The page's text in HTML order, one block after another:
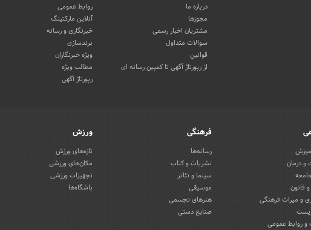
درباره ما
مجوزها
مشتریان اخبار رسمی
سوالات متداول
قوانین
از رپورتاژ آگهی تا کمپین رسانه ای
روابط عمومی
آنلاین مارکتینگ
خبرنگاری و رسانه
برندسازی
ویژه خبرنگاران
مطالب ویژه
رپورتاژ آگهی
و درمان
قانون
و میراث فرهنگی
و روابط عمومی
فرهنگی
رسانه‌ها
نشریات و کتاب
سینما و تئاتر
موسیقی
هنرهای تجسمی
صنایع دستی
ورزش
تازه‌های ورزش
مکان‌های ورزشی
تجهیزات ورزشی
باشگاه‌ها